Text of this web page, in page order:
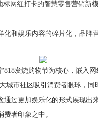
标网红打卡的智慧零售营销新
和娱乐内容的碎片化，品牌
发烧购物节为核心，嵌入网
城市社区吸引消费者眼球，同
通过更加娱乐化的形式展现出
者印象之中。